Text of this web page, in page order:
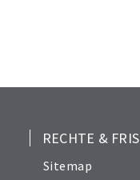
RECHTE &
Sitemap